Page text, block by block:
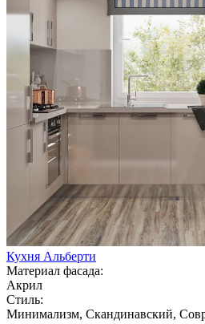
Кухня Альберти
Материал фасада:
Акрил
Стиль:
Минимализм, Скандинавский,